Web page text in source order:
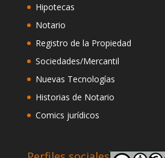
Hipotecas
Notario
Registro de la Propiedad
Sociedades/Mercantil
Nuevas Tecnologías
Historias de Notario
Comics jurídicos